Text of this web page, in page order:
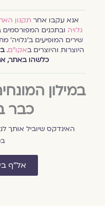
אנא עקבו אחרתקנון
גלויהובתכנים המפורסמים
שירים המופיעים ב׳גלויה׳
היוצרות והיוצרים ב אקו״ם.
כלשהו באתר,
במילון
כבר
האינדקס שיוביל אותך
אל״ף